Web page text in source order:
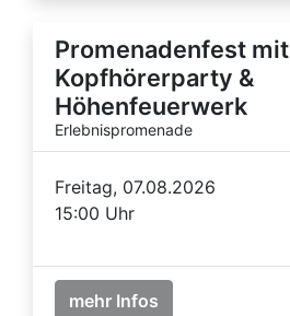
Promenadenfest mit
Kopfhörerparty &
Höhenfeuerwerk
Erlebnispromenade
Freitag, 07.08.2026
15:00 Uhr
mehr Infos